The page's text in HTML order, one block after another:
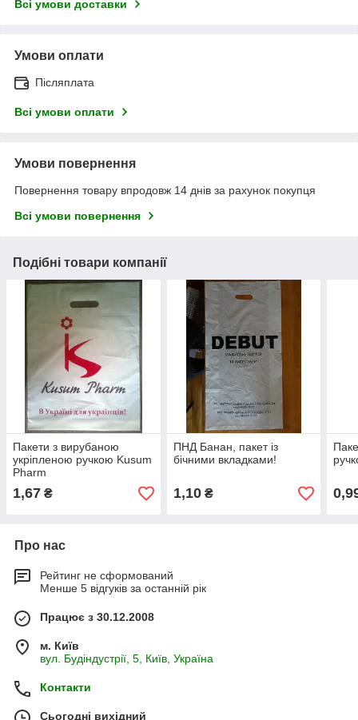
Всі умови доставки
Умови оплати
Післяплата
Всі умови оплати
Умови повернення
Повернення товару впродовж 14 днів за рахунок покупця
Всі умови повернення
Подібні товари компанії
Пакети з вирубаною
укріпленою ручкою Kusum
Pharm
1,67 ₴
ПНД Банан, пакет із
бічними вкладками!
1,10₴
Про нас
Рейтинг не сформований
Менше 5 відгуків за останній рік
Працює з 30.12.2008
м. Київ
вул. Будіндустрії, 5, Київ, Україна
Контакти
Сьогодні вихідний